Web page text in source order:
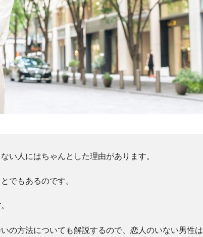
い人にはちゃんとした理由があります。
でもあるのです。
。
の方法についても解説するので、恋人のいない男性は